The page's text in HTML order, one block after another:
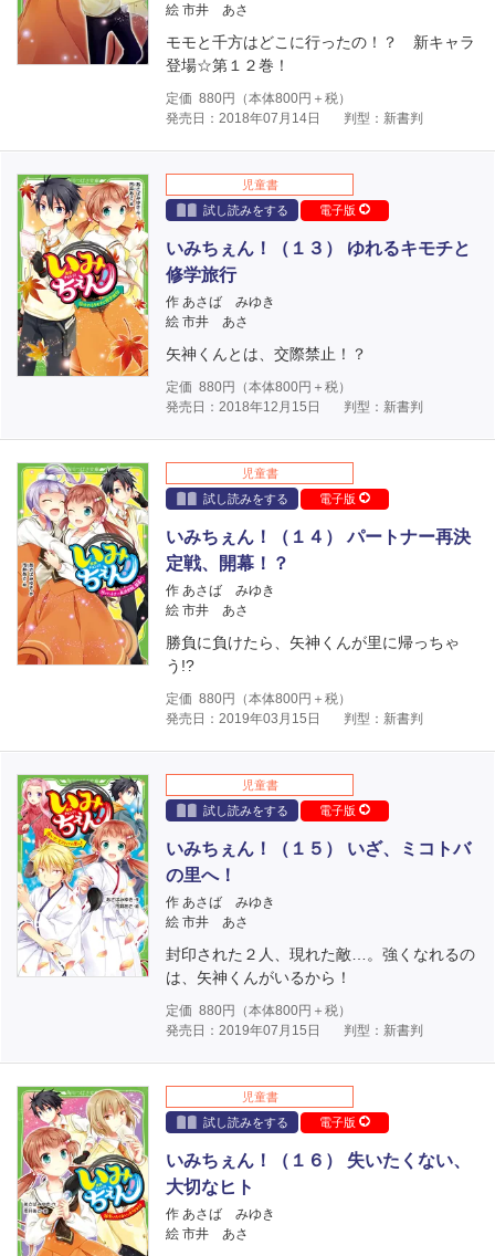
絵 市井 あさ
モモと千方はどこに行ったの！？ 新キャラ
登場☆第１２巻！
定価 880円（本体800円＋税）
発売日：2018年07月14日
判型：新書判
児童書
試し読みをする
電子版
いみちぇん！（１３） ゆれるキモチと
修学旅行
作 あさば みゆき
絵 市井 あさ
矢神くんとは、交際禁止！？
定価 880円（本体800円＋税）
発売日：2018年12月15日
判型：新書判
児童書
試し読みをする
電子版
いみちぇん！（１４） パートナー再決
定戦、開幕！？
作 あさば みゆき
絵 市井 あさ
勝負に負けたら、矢神くんが里に帰っちゃ
う!?
定価 880円（本体800円＋税）
発売日：2019年03月15日
判型：新書判
児童書
試し読みをする
電子版
いみちぇん！（１５） いざ、ミコトバ
の里へ！
作 あさば みゆき
絵 市井 あさ
封印された２人、現れた敵…。強くなれるの
は、矢神くんがいるから！
定価 880円（本体800円＋税）
発売日：2019年07月15日
判型：新書判
児童書
試し読みをする
電子版
いみちぇん！（１６） 失いたくない、
大切なヒト
作 あさば みゆき
絵 市井 あさ